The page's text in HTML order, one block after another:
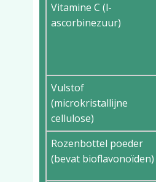
Vitamine C (l-
ascorbinezuur)
Vulstof
(microkristallijne
cellulose)
Rozenbottel poeder
(bevat bioflavonoïden)